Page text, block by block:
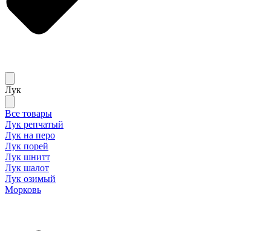
Лук
Все товары
Лук репчатый
Лук на перо
Лук порей
Лук шнитт
Лук шалот
Лук озимый
Морковь